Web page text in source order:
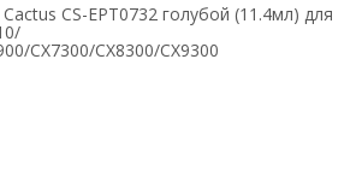
CS-EPT0732 голубой (11.4мл) для
CX7300/CX8300/CX9300